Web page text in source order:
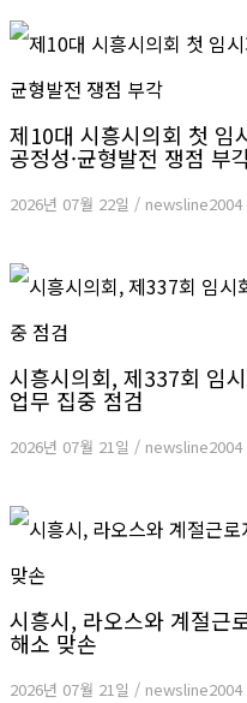
제10대 시흥시의회 첫
공정성·균형발전 쟁점 부
2026년 07월 22일 / newsline2004
시흥시의회, 제337회 임
업무 집중 점검
2026년 07월 21일 / newsline2004
시흥시, 라오스와 계절근
해소 맞손
2026년 07월 21일 / newsline2004